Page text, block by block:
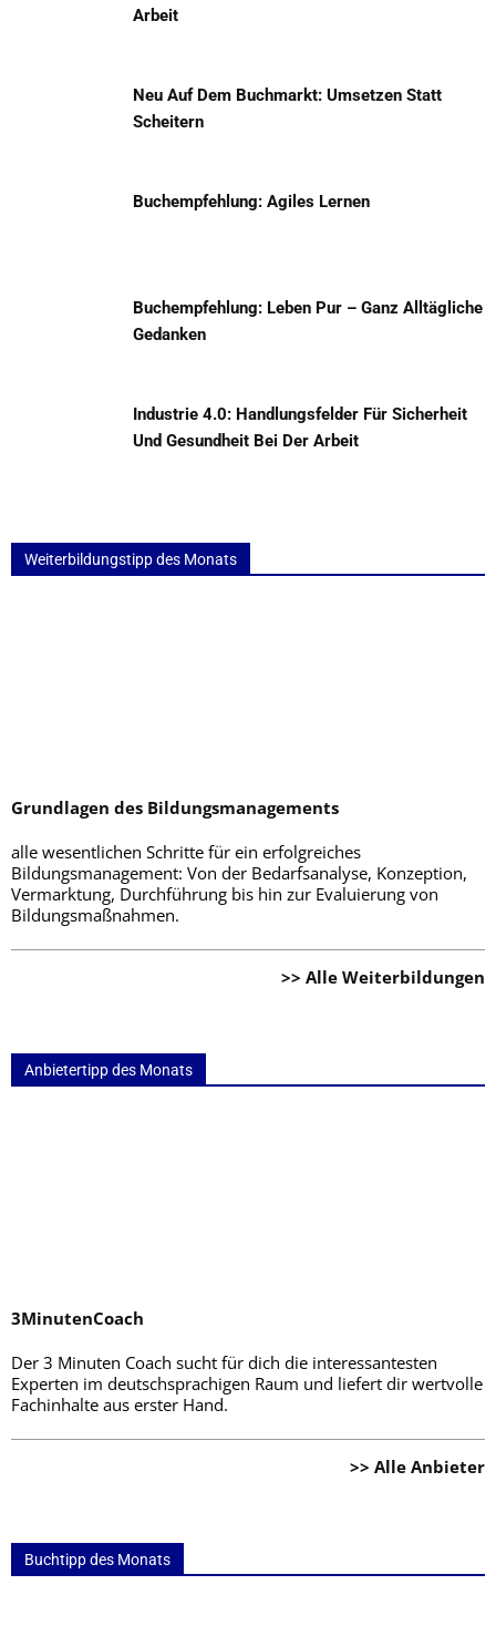
Arbeit
Neu Auf Dem Buchmarkt: Umsetzen Statt
Scheitern
Buchempfehlung: Agiles Lernen
Buchempfehlung: Leben Pur – Ganz Alltägliche
Gedanken
Industrie 4.0: Handlungsfelder Für Sicherheit
Und Gesundheit Bei Der Arbeit
Weiterbildungstipp des Monats
Grundlagen des Bildungsmanagements
alle wesentlichen Schritte für ein erfolgreiches
Bildungsmanagement: Von der Bedarfsanalyse, Konzeption,
Vermarktung, Durchführung bis hin zur Evaluierung von
Bildungsmaßnahmen.
>> Alle Weiterbildungen
Anbietertipp des Monats
3MinutenCoach
Der 3 Minuten Coach sucht für dich die interessantesten
Experten im deutschsprachigen Raum und liefert dir wertvolle
Fachinhalte aus erster Hand.
>> Alle Anbieter
Buchtipp des Monats